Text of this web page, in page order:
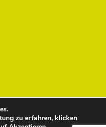
zu erfahren, klicken